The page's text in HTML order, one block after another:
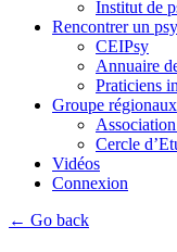
Institut de
Rencontrer un
CEIPsy
Annuaire
Praticiens
Groupe régionaux
Cercle
Vidéos
Connexion
← Go back